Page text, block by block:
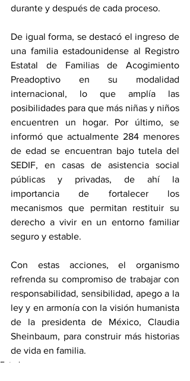
durante y después de cada proceso.
De igual forma, se destacó el ingreso de
una familia estadounidense al Registro
Estatal de Familias de Acogimiento
Preadoptivo en su modalidad
internacional, lo que amplía las
posibilidades para que más niñas y niños
encuentren un hogar. Por último, se
informó que actualmente 284 menores
de edad se encuentran bajo tutela del
SEDIF, en casas de asistencia social
públicas y privadas, de ahí la
importancia de fortalecer los
mecanismos que permitan restituir su
derecho a vivir en un entorno familiar
seguro y estable.
Con estas acciones, el organismo
refrenda su compromiso de trabajar con
responsabilidad, sensibilidad, apego a la
ley y en armonía con la visión humanista
de la presidenta de México, Claudia
Sheinbaum, para construir más historias
de vida en familia.
Estado